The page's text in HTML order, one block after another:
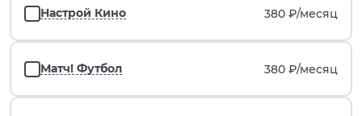
Настрой Кино 380 ₽/месяц
Матч! Футбол 380 ₽/месяц